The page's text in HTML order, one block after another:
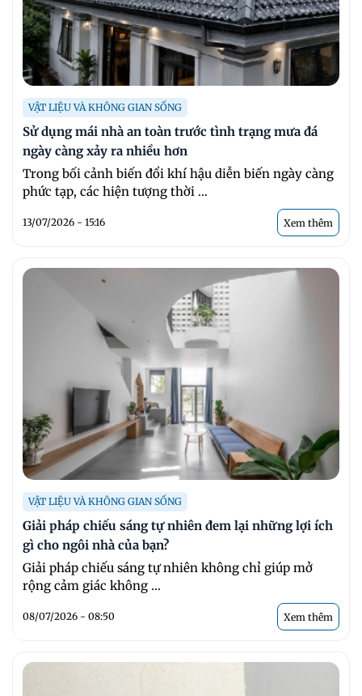
VẬT LIỆU VÀ KHÔNG GIAN SỐNG
Sử dụng mái nhà an toàn trước tình trạng mưa đá
ngày càng xảy ra nhiều hơn
Trong bối cảnh biến đổi khí hậu diễn biến ngày càng
phức tạp, các hiện tượng thời ...
13/07/2026 - 15:16 Xem thêm
VẬT LIỆU VÀ KHÔNG GIAN SỐNG
Giải pháp chiếu sáng tự nhiên đem lại những lợi ích
gì cho ngôi nhà của bạn?
Giải pháp chiếu sáng tự nhiên không chỉ giúp mở
rộng cảm giác không ...
08/07/2026 - 08:50 Xem thêm